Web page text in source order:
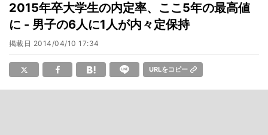
2015年卒大学生の内定率、ここ5年の最高値
に - 男子の6人に1人が内々定保持
掲載日 2014/04/10 17:34
URLをコピー